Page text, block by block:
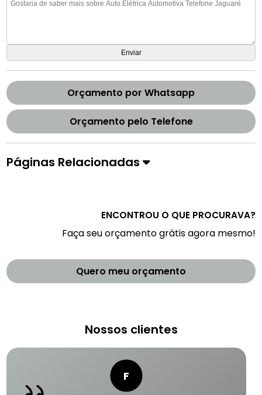
Orçamento por Whatsapp
Orçamento pelo Telefone
Páginas Relacionadas
ENCONTROU O QUE PROCURAVA?
Faça seu orçamento grátis agora mesmo!
Quero meu orçamento
Nossos clientes